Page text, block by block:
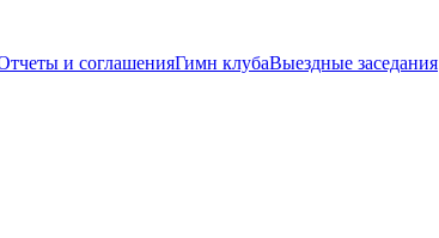
и соглашенияГимн клубаВыездные заседания